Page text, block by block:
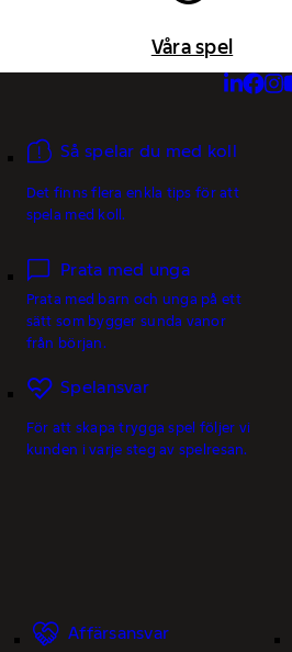
Så spelar du med koll
Det finns flera enkla tips för att
spela med koll.
Prata med unga
Prata med barn och unga på ett
sätt som bygger sunda vanor
från början.
Spelansvar
För att skapa trygga spel följer vi
kunden i varje steg av spelresan.
Affärsansvar
Våra spel